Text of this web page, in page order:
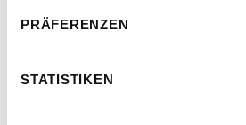
PRÄFERENZEN
STATISTIKEN
MEHR